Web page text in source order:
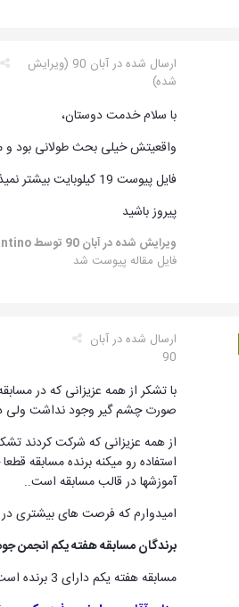
ارسال شده درآبان 90
(ویرایش
شده)
با سلام خدمت دوستان،
واقعیتش خیلی بحث طولانی بود و
فایل پیوست 19 کیلوبایت بیشتر نمیذاره. جای دیگه آپلود کردم:
پیروز باشید
ویرایش شده درآبان 90
توسط tarantino
فایل مقاله پیوست شد
ارسال شده درآبان
90
با تشکر از همه عزیزانی که در
صورت چشم گیر وجود نداشت ولی
از همه عزیزانی که شرکت کردند
استفاده رو میکنه برنده مسابقه
آموزشها در قالب مسابقه است..
امیدوارم که فرصت های بیشتری در
برندگان مسابقه هفته یکم انجمن
مسابقه هفته یکم دارای 3 برنده است که به ترتیب زیر معرفی میگردند: